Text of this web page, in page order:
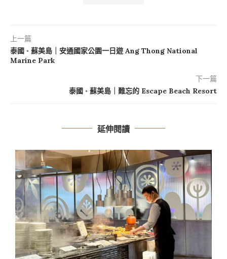
上一篇
泰國 ◦ 蘇美島｜安通國家公園一日遊 Ang Thong National
Marine Park
下一篇
泰國 ◦ 蘇美島｜難忘的 Escape Beach Resort
延伸閱讀